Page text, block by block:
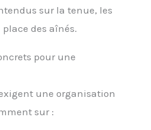
sur la tenue, les
des aînés.
pour une
une organisation
sur :